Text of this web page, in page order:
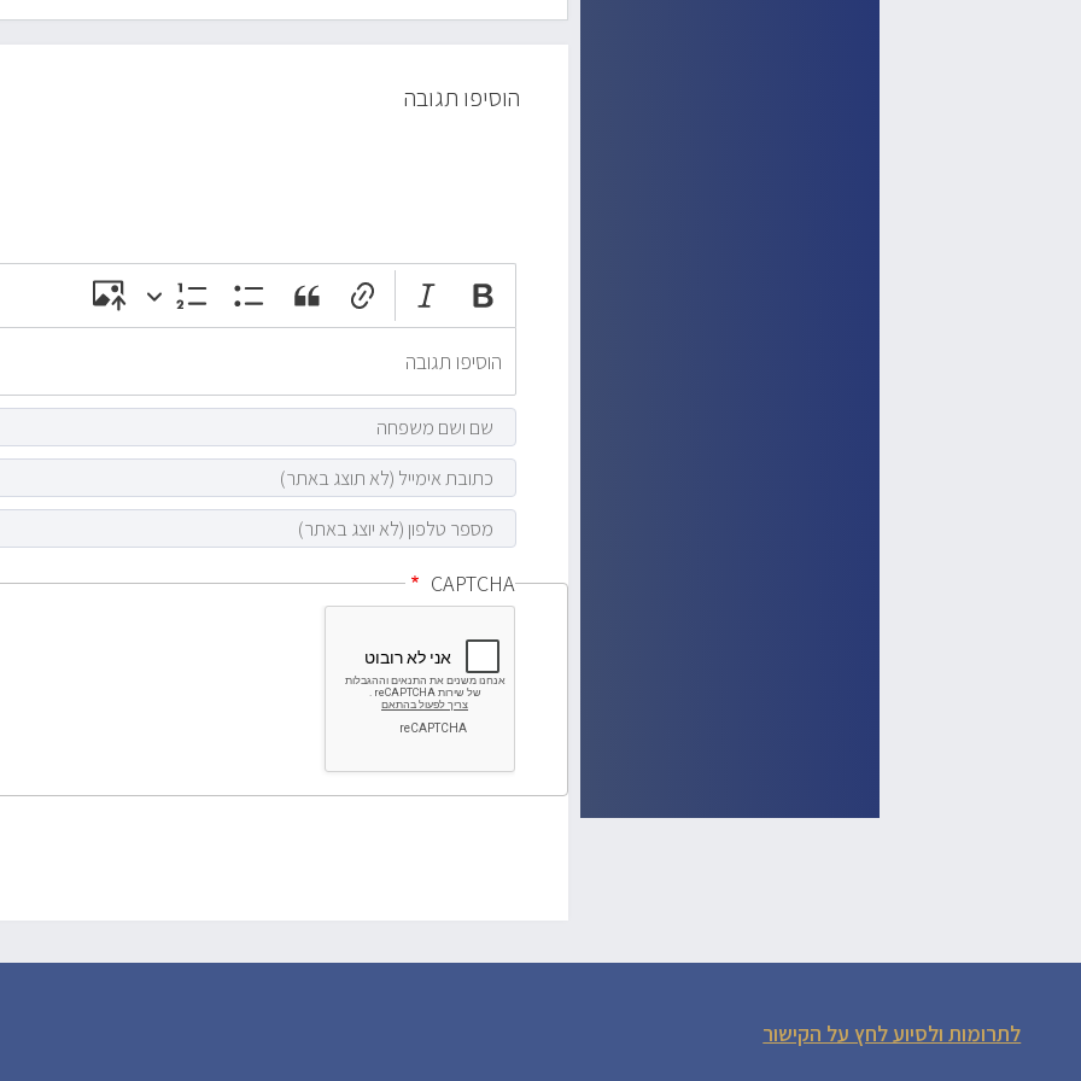
הוסיפו תגובה
CAPTCHA
לתרומות ולסיוע לחץ על הקישור